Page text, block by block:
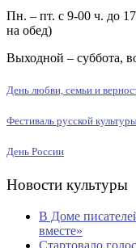
Пн. – пт. с 9-00 ч. до
на обед)
Выходной – суббота,
День любви, семьи и
Фестиваль русской
День России
Новости культуры
В Доме
вместе»
Стартовало